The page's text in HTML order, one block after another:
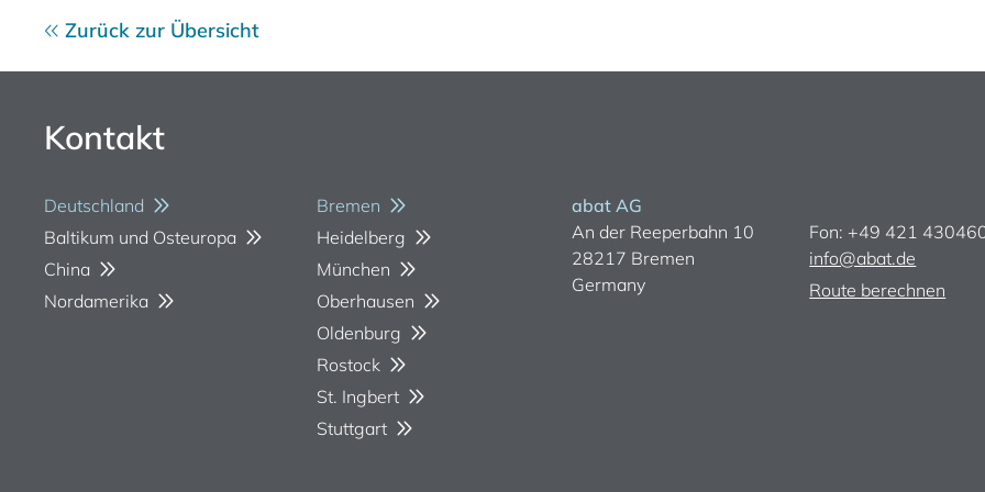
Zurück zur Übersicht
Kontakt
Deutschland
Baltikum und Osteuropa
China
Nordamerika
Bremen
Heidelberg
München
Oberhausen
Oldenburg
Rostock
St. Ingbert
Stuttgart
abat AG
An der Reeperbahn 10
28217 Bremen
Germany
Fon: +49 421
info@abat.de
Route berechnen